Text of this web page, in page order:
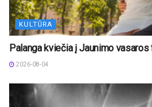
KULTŪRA
Palanga kviečia į Jaunimo vasaros
2026-08-04